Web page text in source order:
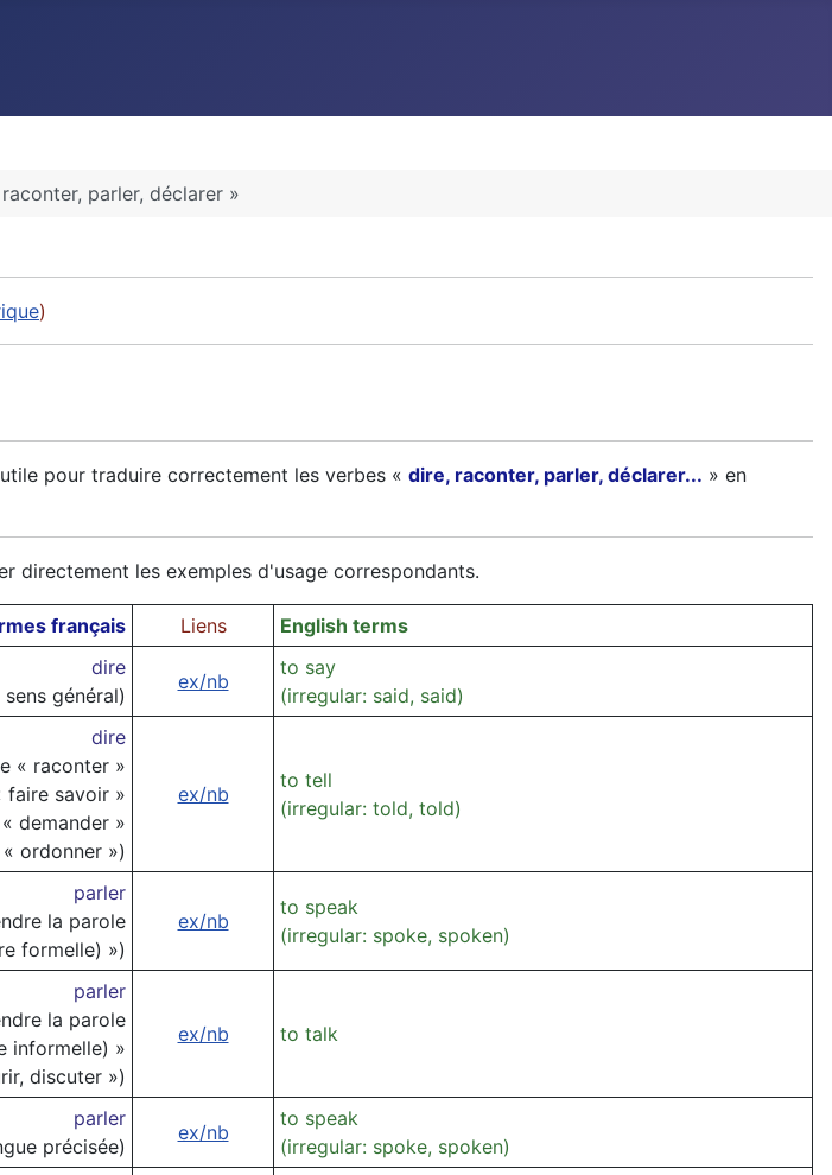
parler, déclarer »
)
pour traduire correctement les verbes « dire, raconter, parler, déclarer... » en
directement les exemples d'usage correspondants.
français Liens
English terms
dire
sens général)
ex/nb
to say
(irregular: said, said)
dire
« raconter »
faire savoir »
demander »
ordonner »)
ex/nb
to tell
(irregular: told, told)
parler
la parole
formelle) »)
ex/nb
to speak
(irregular: spoke, spoken)
parler
la parole
informelle) »
discuter »)
ex/nb to talk
parler
précisée)
ex/nb
to speak
(irregular: spoke, spoken)